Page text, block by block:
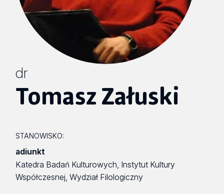
dr
Tomasz Załuski
STANOWISKO:
adiunkt
Katedra Badań Kulturowych, Instytut Kultury
Współczesnej, Wydział Filologiczny